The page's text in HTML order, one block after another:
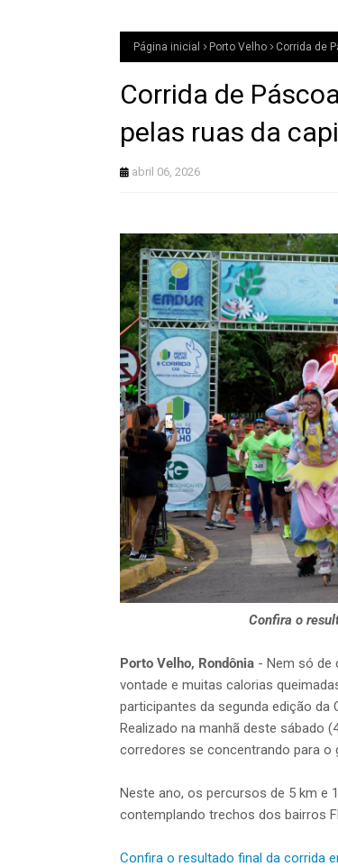
Página inicial Porto Velho Corrida de
Corrida de
pelas ruas da
abril 06, 2026
Confira o
Porto Velho, Rondônia - Nem só de
vontade e muitas calorias
participantes da segunda edição da
Realizado na manhã deste sábado
corredores se concentrando para o
Neste ano, os percursos de 5 km e
contemplando trechos dos bairros
Confira o resultado final da corrida